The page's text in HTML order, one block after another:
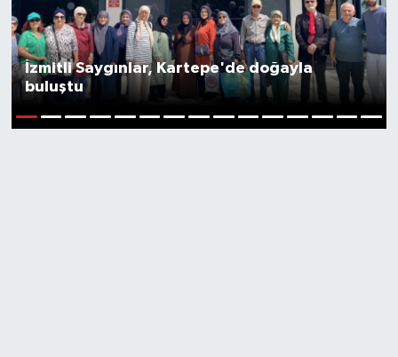
İzmitli Saygınlar, Kartepe'de doğayla
buluştu